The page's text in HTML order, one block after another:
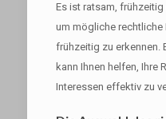
Es ist ratsam,
um mögliche rechtliche
frühzeitig zu erkennen.
kann Ihnen helfen, Ihre
Interessen effektiv zu